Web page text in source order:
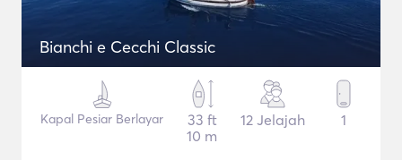
Bianchi e Cecchi Classic
Kapal Pesiar Berlayar
33 ft
10 m
12 Jelajah 1